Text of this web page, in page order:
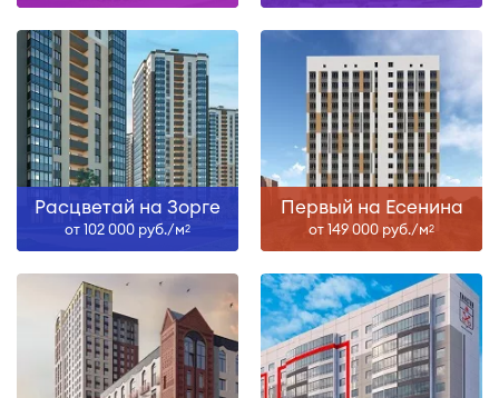
Расцветай на Зорге
от 102 000 руб./м2
Первый на Есенина
от 149 000 руб./м2